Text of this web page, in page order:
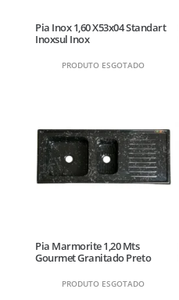
Pia Inox 1,60 X53x04 Standart
Inoxsul Inox
PRODUTO ESGOTADO
Pia Marmorite 1,20 Mts
Gourmet Granitado Preto
PRODUTO ESGOTADO